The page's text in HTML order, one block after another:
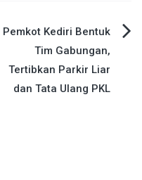
Pemkot Kediri Bentuk
Tim Gabungan,
Tertibkan Parkir Liar
dan Tata Ulang PKL